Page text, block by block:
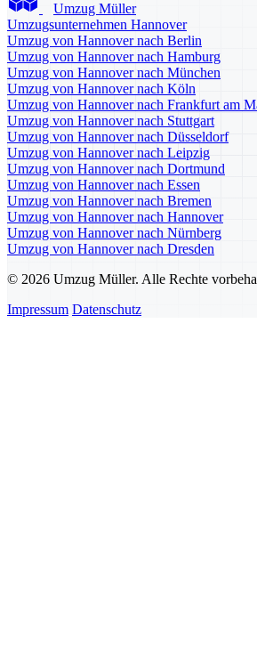
Umzug Müller
Umzugsunternehmen Hannover
Umzug von Hannover nach Berlin
Umzug von Hannover nach Hamburg
Umzug von Hannover nach München
Umzug von Hannover nach Köln
Umzug von Hannover nach Frankfurt am
Umzug von Hannover nach Stuttgart
Umzug von Hannover nach Düsseldorf
Umzug von Hannover nach Leipzig
Umzug von Hannover nach Dortmund
Umzug von Hannover nach Essen
Umzug von Hannover nach Bremen
Umzug von Hannover nach Hannover
Umzug von Hannover nach Nürnberg
Umzug von Hannover nach Dresden
© 2026 Umzug Müller. Alle Rechte
Impressum Datenschutz